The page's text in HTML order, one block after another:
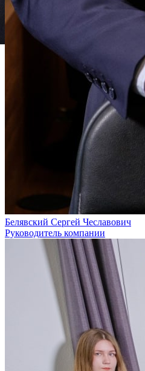
Белявский Сергей Чеславович
Руководитель компании